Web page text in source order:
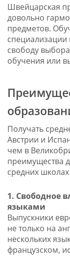
Швейцарская
довольно
предметов.
специализации
свободу
обучения или
Получать
Австрии и
чем в
преимущества
средних
1. Свободное
языками
Выпускники
не только на
нескольких
французском,